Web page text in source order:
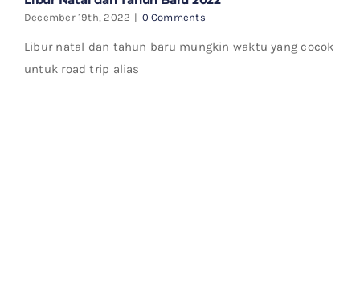
December 19th, 2022 | 0 Comments
Libur natal dan tahun baru mungkin waktu yang cocok
untuk road trip alias